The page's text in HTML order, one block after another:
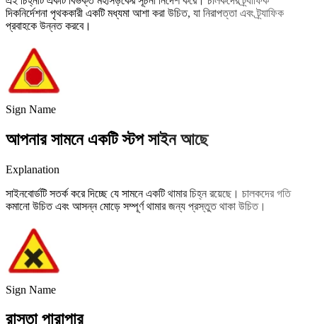
দিকনির্দেশনা পৃথককারী একটি মধ্যমা আশা করা উচিত, যা নিরাপত্তা এবং ট্র্যাফিক
প্রবাহকে উন্নত করবে।
Sign Name
আপনার সামনে একটি স্টপ সাইন আছে
Explanation
সাইনবোর্ডটি সতর্ক করে দিচ্ছে যে সামনে একটি থামার চিহ্ন রয়েছে। চালকদের গতি
কমানো উচিত এবং আসন্ন মোড়ে সম্পূর্ণ থামার জন্য প্রস্তুত থাকা উচিত।
Sign Name
রাস্তা পারাপার